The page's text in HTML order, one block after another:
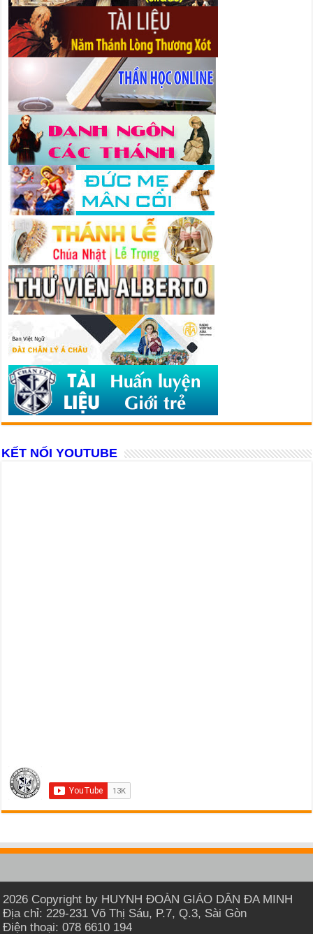
KẾT NỐI YOUTUBE
2026 Copyright by HUYNH ĐOÀN GIÁO DÂN ĐA MINH
Địa chỉ: 229-231 Võ Thị Sáu, P.7, Q.3, Sài Gòn
Điện thoại: 078 6610 194